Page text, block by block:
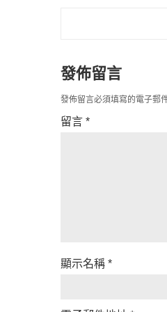
發佈留言
發佈留言必須填寫的電子郵
留言 *
顯示名稱 *